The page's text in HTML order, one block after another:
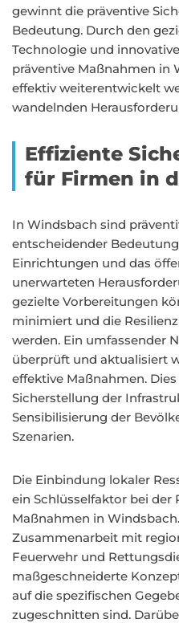
gewinnt die präventive
Bedeutung. Durch den
Technologie und
präventive Maßnahmen in
effektiv weiterentwickelt
wandelnden
Effiziente
für Firmen in
In Windsbach sind
entscheidender
Einrichtungen und das
unerwarteten
gezielte Vorbereitungen
minimiert und die
werden. Ein umfassender
überprüft und aktualisiert
effektive Maßnahmen.
Sicherstellung der
Sensibilisierung der
Szenarien.
Die Einbindung lokaler
ein Schlüsselfaktor bei der
Maßnahmen in
Zusammenarbeit mit
Feuerwehr und
maßgeschneiderte
auf die spezifischen
zugeschnitten sind.